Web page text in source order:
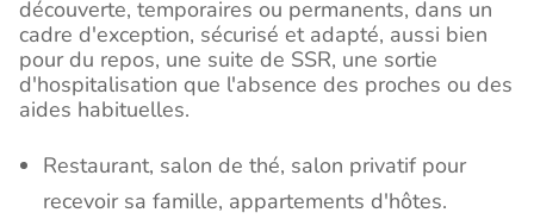
découverte, temporaires ou permanents, dans un
cadre d'exception, sécurisé et adapté, aussi bien
pour du repos, une suite de SSR, une sortie
d'hospitalisation que l'absence des proches ou des
aides habituelles.
Restaurant, salon de thé, salon privatif pour
recevoir sa famille, appartements d'hôtes.